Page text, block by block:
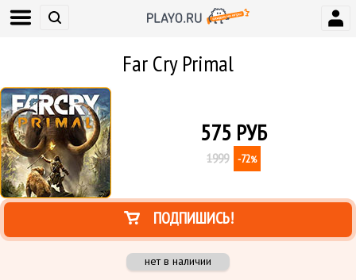
Far Cry Primal
575 РУБ
1999 -72%
ПОДПИШИСЬ!
нет в наличии